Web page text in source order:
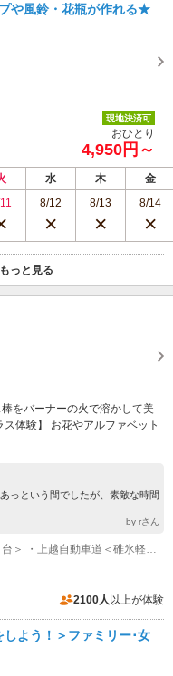
や風鈴・花瓶が作れる★
現地決済可
おひとり
4,950円～
水 木
金
8/12 8/13 8/14
っと見る
をバーナーの火で溶かして美
体験】 お花やアルファベット
っという間でしたが、素敵な時間
by rさん
2100人 以上が体験
よう！＞ファミリー･女